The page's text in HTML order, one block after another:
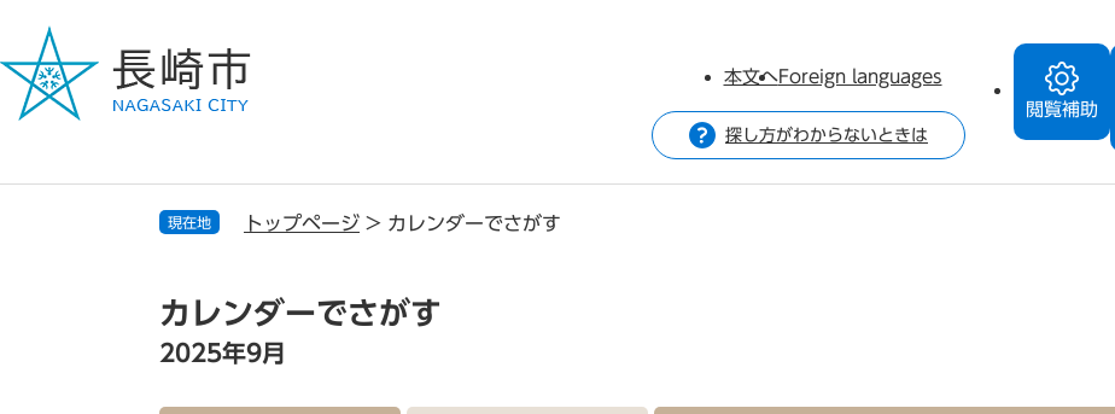
ジ
で
ュ
ば
閲覧補助
本文へForeign languages
探し方がわからないときは
現在地 トップページ > カレンダーでさがす
文
カレンダーでさがす
2025年9月